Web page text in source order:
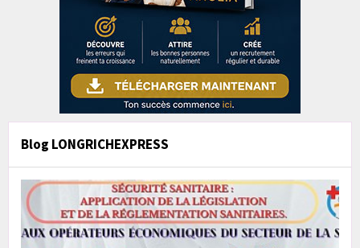
Blog LONGRICHEXPRESS